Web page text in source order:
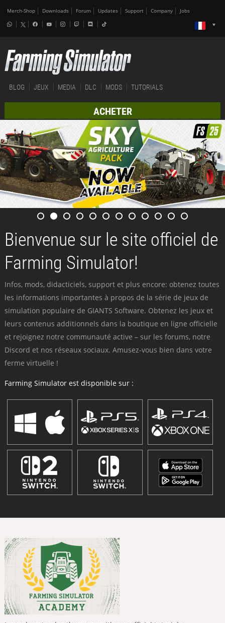
Merch-Shop Downloads Forum Updates Support Company Jobs
BLOG JEUX MEDIA DLC MODS TUTORIALS
ACHETER
Bienvenue sur le site officiel de
Farming Simulator!
Infos, mods, didacticiels, support et plus encore: obtenez toutes
les informations importantes à propos de la série de jeux de
simulation populaire de GIANTS Software. Obtenez les jeux et
leurs contenus additionnels dans la boutique en ligne officielle
et rejoignez notre communauté active – sur les forums, notre
Discord et nos réseaux sociaux. Amusez-vous bien dans votre
ferme virtuelle !
Farming Simulator est disponible sur :